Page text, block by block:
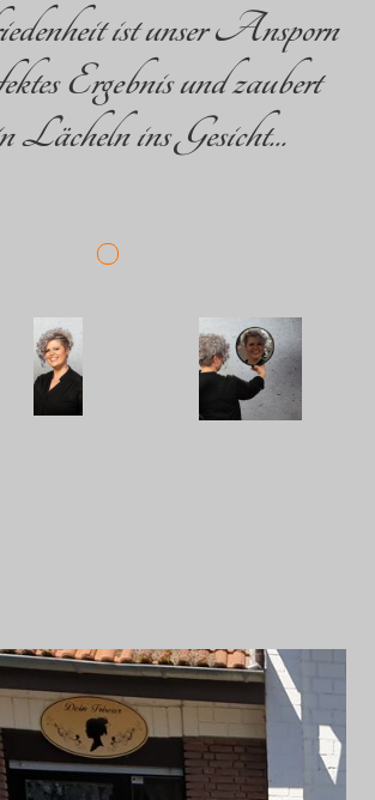
ist unser Ansporn
Ergebnis und zaubert
Lächeln ins Gesicht...